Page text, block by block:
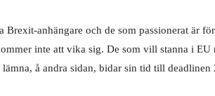
Brexit-anhängare och de som passionerat är
inte att vika sig. De som vill stanna i
å andra sidan, bidar sin tid till deadlinen